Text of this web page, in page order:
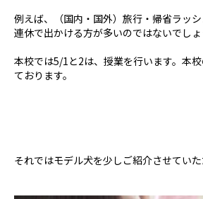
例えば、（国内・国外）旅行・帰省ラッシ
連休で出かける方が多いのではないでしょ
本校では5/1と2は、授業を行います。本
ております。
それではモデル犬を少しご紹介させていた